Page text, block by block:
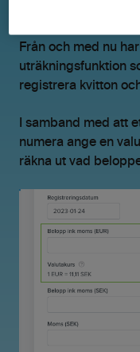
Från och med nu
uträkningsfunktion
registrera kvitton
I samband med att
numera ange en
räkna ut vad